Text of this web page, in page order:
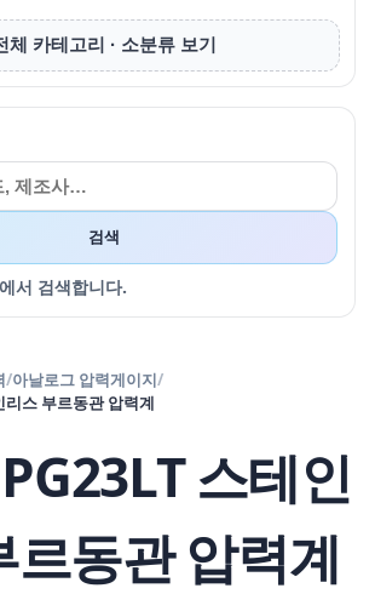
체 카테고리 · 소분류 보기
검색
서 검색합니다.
/아날로그 압력게이지/
스 부르동관 압력계
스테인
르동관 압력계